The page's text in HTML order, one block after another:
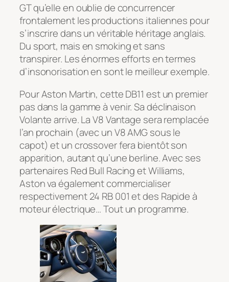
GT qu’elle en oublie de concurrencer
frontalement les productions italiennes pour
s’inscrire dans un véritable héritage anglais.
Du sport, mais en smoking et sans
transpirer. Les énormes efforts en termes
d’insonorisation en sont le meilleur exemple.
Pour Aston Martin, cette DB11 est un premier
pas dans la gamme à venir. Sa déclinaison
Volante arrive. La V8 Vantage sera remplacée
l’an prochain (avec un V8 AMG sous le
capot) et un crossover fera bientôt son
apparition, autant qu’une berline. Avec ses
partenaires Red Bull Racing et Williams,
Aston va également commercialiser
respectivement 24 RB 001 et des Rapide à
moteur électrique… Tout un programme.